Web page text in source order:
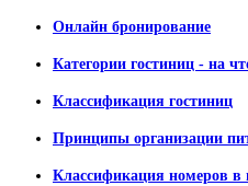
Онлайн бронирование
Категории гостиниц - на
Классификация гостиниц
Принципы организации
Классификация номеров в